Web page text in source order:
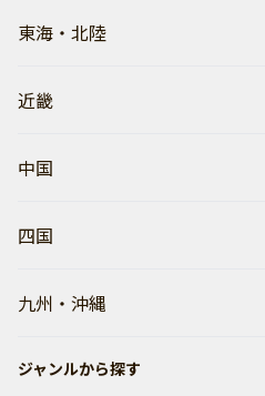
東海・北陸
近畿
中国
四国
九州・沖縄
ジャンルから探す